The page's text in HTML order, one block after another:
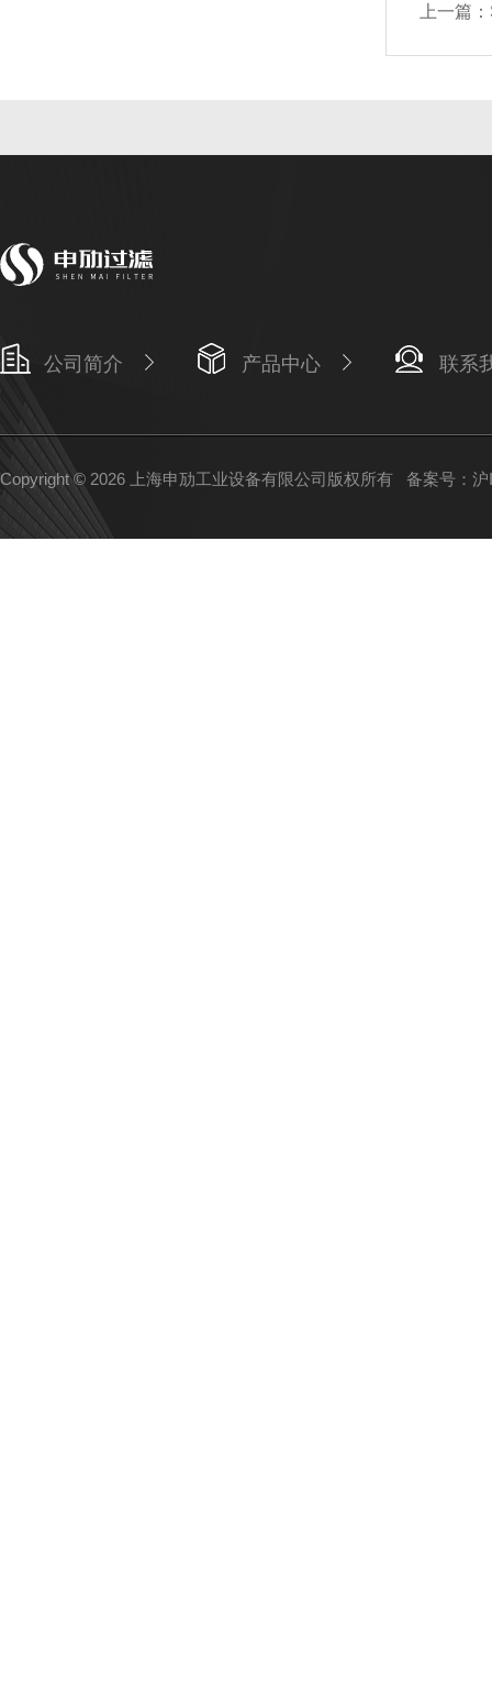
上一篇：
公司简介 产品中心 联系
Copyright © 2026 上海申劢工业设备有限公司版权所有 备案号：